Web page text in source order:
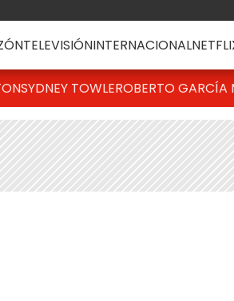
TELEVISIÓNINTERNACIONAL
SYDNEY TOWLEROBERTO GARCÍA